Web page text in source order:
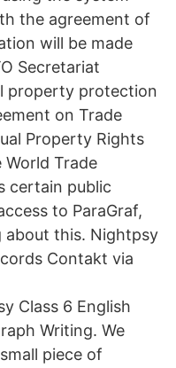
the agreement of
will be made
Secretariat
property protection
on Trade
Property Rights
World Trade
certain public
to ParaGraf,
about this. Nightpsy
Contakt via
Class 6 English
Writing. We
piece of